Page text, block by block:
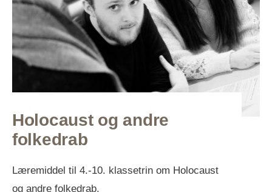
Holocaust og andre
folkedrab
Læremiddel til 4.-10. klassetrin om Holocaust
og andre folkedrab.